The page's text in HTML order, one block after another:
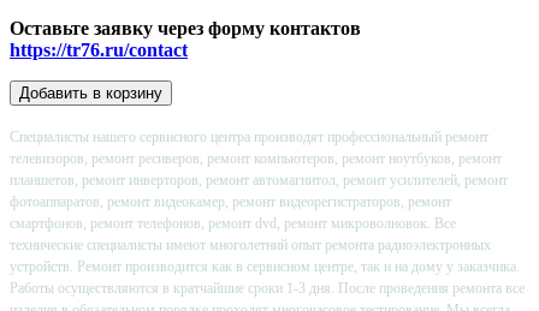
Оставьте заявку через форму контактов
https://tr76.ru/contact
Специалисты нашего сервисного центра производят профессиональный ремонт
телевизоров, ремонт ресиверов, ремонт компьютеров, ремонт ноутбуков, ремонт
планшетов, ремонт инверторов, ремонт автомагнитол, ремонт усилителей, ремонт
фотоаппаратов, ремонт видеокамер, ремонт видеорегистраторов, ремонт
смартфонов, ремонт телефонов, ремонт dvd, ремонт микроволновок. Все
технические специалисты имеют многолетний опыт ремонта радиоэлектронных
устройств. Ремонт производится как в сервисном центре, так и на дому у заказчика.
Работы осуществляются в кратчайшие сроки 1-3 дня. После проведения ремонта все